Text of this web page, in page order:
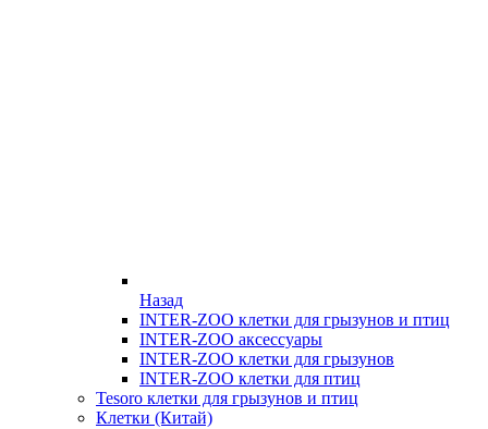
Назад
INTER-ZOO клетки для грызунов и птиц
INTER-ZOO аксессуары
INTER-ZOO клетки для грызунов
INTER-ZOO клетки для птиц
Tesoro клетки для грызунов и птиц
Клетки (Китай)